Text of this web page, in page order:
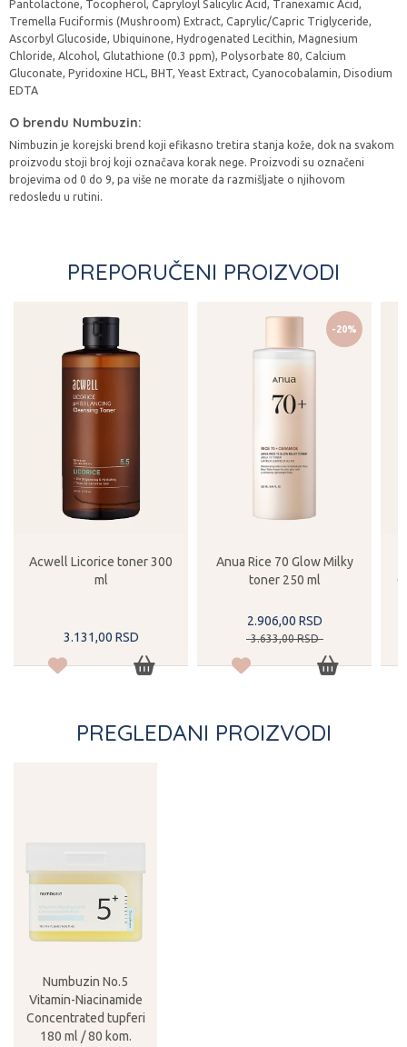
Pantolactone, Tocopherol, Capryloyl Salicylic Acid, Tranexamic Acid,
Tremella Fuciformis (Mushroom) Extract, Caprylic/Capric Triglyceride,
Ascorbyl Glucoside, Ubiquinone, Hydrogenated Lecithin, Magnesium
Chloride, Alcohol, Glutathione (0.3 ppm), Polysorbate 80, Calcium
Gluconate, Pyridoxine HCL, BHT, Yeast Extract, Cyanocobalamin, Disodium
EDTA
O brendu Numbuzin:
Nimbuzin je korejski brend koji efikasno tretira stanja kože, dok na svakom
proizvodu stoji broj koji označava korak nege. Proizvodi su označeni
brojevima od 0 do 9, pa više ne morate da razmišljate o njihovom
redosledu u rutini.
PREPORUČENI PROIZVODI
Acwell Licorice toner 300
ml
3.131,00 RSD
-20%
Anua Rice 70 Glow Milky
toner 250 ml
2.906,00 RSD
3.633,00 RSD
PREGLEDANI PROIZVODI
Numbuzin No.5
Vitamin-Niacinamide
Concentrated tupferi
180 ml / 80 kom.